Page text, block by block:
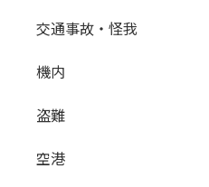
交通事故・怪我
機内
盗難
空港